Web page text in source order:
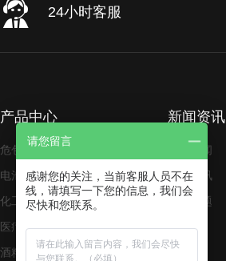
24小时客服
产品中心
危包证
电池类UN纸箱
化工类UN纸箱
医疗类UN纸箱
酒精类UN纸箱
新闻资讯
公司新闻
行业资讯
常见问题
请您留言
感谢您的关注，当前客服人员不在
线，请填写一下您的信息，我们会
尽快和您联系。